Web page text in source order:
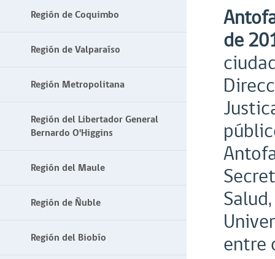
Región de Coquimbo
Región de Valparaíso
Región Metropolitana
Región del Libertador General
Bernardo O'Higgins
Región del Maule
Región de Ñuble
Región del Biobío
de
entre